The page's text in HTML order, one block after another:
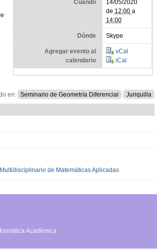
Cuándo
14/05/2020
de 12:00 a
14:00
Dónde Skype
Agregar evento al
calendario
vCal
iCal
en: Seminario de Geometría Diferencial Juriquilla
de Matemáticas Aplicadas
Académica